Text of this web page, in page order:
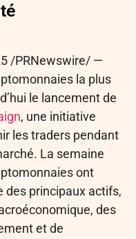
/PRNewswire/ —
la plus
le lancement de
, une initiative
les traders pendant
La semaine
ont
des principaux actifs,
des
et de